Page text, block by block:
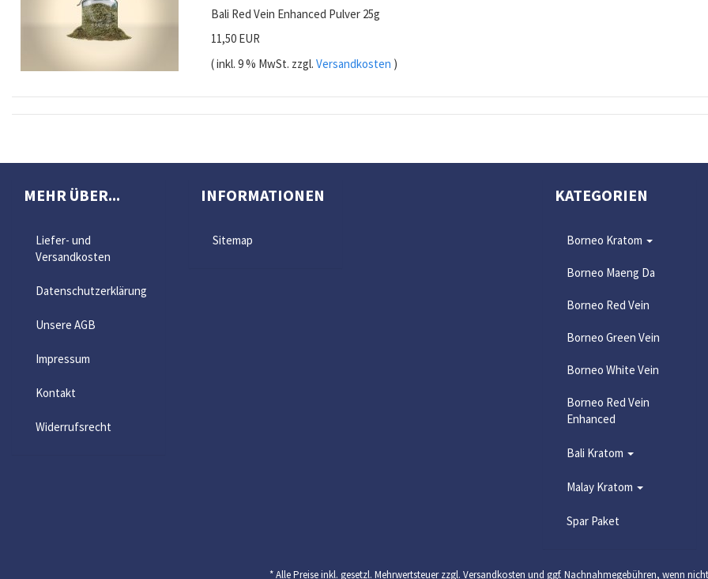
Bali Red Vein Enhanced Pulver 25g
11,50 EUR
( inkl. 9 % MwSt. zzgl. Versandkosten )
MEHR ÜBER...
Liefer- und
Versandkosten
Datenschutzerklärung
Unsere AGB
Impressum
Kontakt
Widerrufsrecht
INFORMATIONEN
Sitemap
KATEGORIEN
Borneo Kratom
Borneo Maeng Da
Borneo Red Vein
Borneo Green Vein
Borneo White Vein
Borneo Red Vein
Enhanced
Bali Kratom
Malay Kratom
Spar Paket
* Alle Preise inkl. gesetzl. Mehrwertsteuer zzgl. Versandkosten und ggf. Nachnahmegebühren, wenn